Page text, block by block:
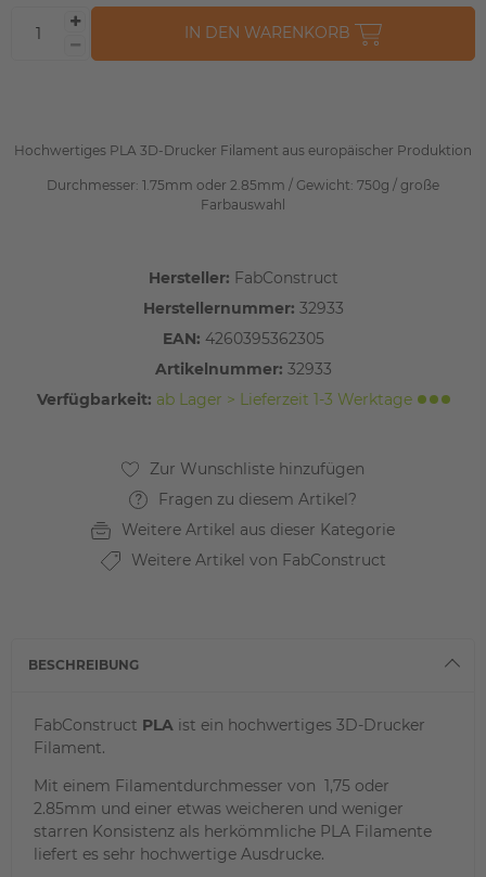
Hochwertiges PLA 3D-Drucker Filament aus europäischer Produktion
Durchmesser: 1.75mm oder 2.85mm / Gewicht: 750g / große
Farbauswahl
Hersteller: FabConstruct
Herstellernummer: 32933
EAN: 4260395362305
Artikelnummer: 32933
Verfügbarkeit: ab Lager > Lieferzeit 1-3 Werktage
Fragen zu diesem Artikel?
Weitere Artikel aus dieser Kategorie
Weitere Artikel von FabConstruct
IN DEN WARENKORB
BESCHREIBUNG
FabConstruct PLA ist ein hochwertiges 3D-Drucker
Filament.
Mit einem Filamentdurchmesser von 1,75 oder
2.85mm und einer etwas weicheren und weniger
starren Konsistenz als herkömmliche PLA Filamente
liefert es sehr hochwertige Ausdrucke.